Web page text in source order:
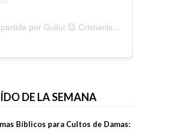
Una publicación compartida por Guilui 😉 Cristianismo Viral (@guiluiviral)
DE LA SEMANA
Bíblicos para Cultos de Damas: